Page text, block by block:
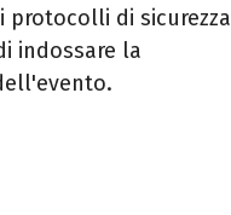
di sicurezza
indossare la